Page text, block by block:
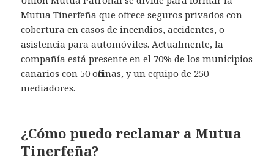
Mutua Tinerfeña que ofrece seguros privados con
cobertura en casos de incendios, accidentes, o
asistencia para automóviles. Actualmente, la
compañía está presente en el 70% de los municipios
canarios con 50 oficinas, y un equipo de 250
mediadores.
¿Cómo puedo reclamar a Mutua
Tinerfeña?